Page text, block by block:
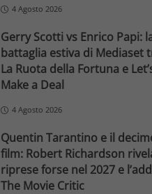
4 Agosto 2026
Gerry Scotti vs Enrico Papi:
battaglia estiva di Mediaset
La Ruota della Fortuna e
Make a Deal
4 Agosto 2026
Quentin Tarantino e il
film: Robert Richardson
riprese forse nel 2027 e
The Movie Critic